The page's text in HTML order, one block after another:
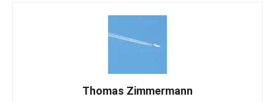
Thomas Zimmermann